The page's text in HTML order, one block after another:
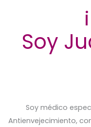
Soy
Soy médico
Antienvejecimiento,